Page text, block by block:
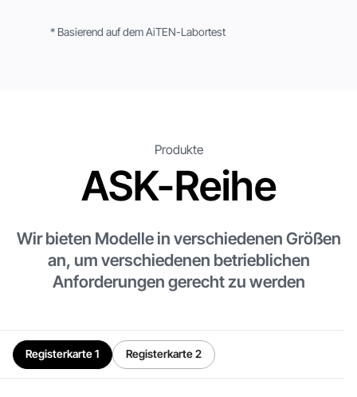
Einreichen
* Basierend auf dem AiTEN-Labortest
Produkte
ASK-Reihe
Wir bieten Modelle in verschiedenen Größen
an, um verschiedenen betrieblichen
Anforderungen gerecht zu werden
Registerkarte 1 Registerkarte 2